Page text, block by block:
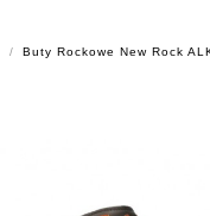
Buty Rockowe New Rock